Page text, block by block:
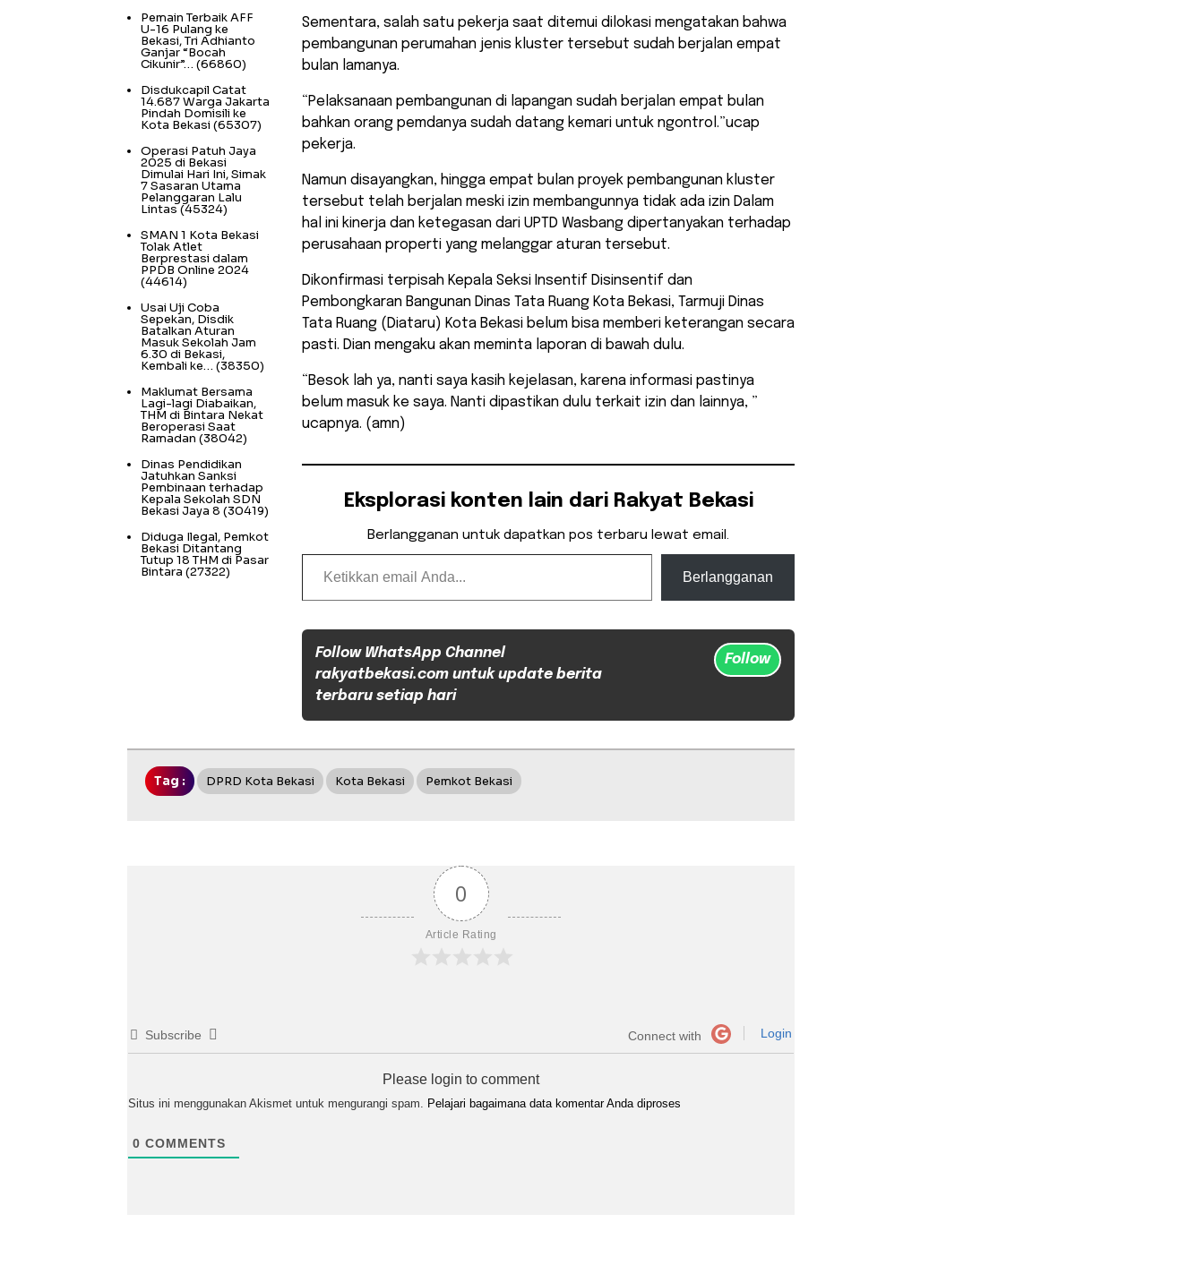
Sementara, salah satu pekerja saat ditemui dilokasi mengatakan bahwa
pembangunan perumahan jenis kluster tersebut sudah berjalan empat
bulan lamanya.
“Pelaksanaan pembangunan di lapangan sudah berjalan empat bulan
bahkan orang pemdanya sudah datang kemari untuk ngontrol.”ucap
pekerja.
Namun disayangkan, hingga empat bulan proyek pembangunan kluster
tersebut telah berjalan meski izin membangunnya tidak ada izin Dalam
hal ini kinerja dan ketegasan dari UPTD Wasbang dipertanyakan terhadap
perusahaan properti yang melanggar aturan tersebut.
Dikonfirmasi terpisah Kepala Seksi Insentif Disinsentif dan
Pembongkaran Bangunan Dinas Tata Ruang Kota Bekasi, Tarmuji Dinas
Tata Ruang (Diataru) Kota Bekasi belum bisa memberi keterangan secara
pasti. Dian mengaku akan meminta laporan di bawah dulu.
“Besok lah ya, nanti saya kasih kejelasan, karena informasi pastinya
belum masuk ke saya. Nanti dipastikan dulu terkait izin dan lainnya, ”
ucapnya. (amn)
Eksplorasi konten lain dari Rakyat Bekasi
Berlangganan untuk dapatkan pos terbaru lewat email.
Ketikkan email Anda...
Berlangganan
Follow WhatsApp Channel
rakyatbekasi.com untuk update berita
terbaru setiap hari
Follow
Pemain Terbaik AFF
U-16 Pulang ke
Bekasi, Tri Adhianto
Ganjar “Bocah
Cikunir”… (66860)
Disdukcapil Catat
14.687 Warga Jakarta
Pindah Domisili ke
Kota Bekasi (65307)
Operasi Patuh Jaya
2025 di Bekasi
Dimulai Hari Ini, Simak
7 Sasaran Utama
Pelanggaran Lalu
Lintas(45324)
SMAN 1 Kota Bekasi
Tolak Atlet
Berprestasi dalam
PPDB Online 2024
(44614)
Usai Uji Coba
Sepekan, Disdik
Batalkan Aturan
Masuk Sekolah Jam
6.30 di Bekasi,
Kembali ke… (38350)
Maklumat Bersama
Lagi-lagi Diabaikan,
THM di Bintara Nekat
Beroperasi Saat
Ramadan (38042)
Dinas Pendidikan
Jatuhkan Sanksi
Pembinaan terhadap
Kepala Sekolah SDN
Bekasi Jaya 8 (30419)
Diduga Ilegal, Pemkot
Bekasi Ditantang
Tutup 18 THM di Pasar
Bintara (27322)
Tag : DPRD Kota Bekasi Kota Bekasi Pemkot Bekasi
0
Article Rating
Subscribe Connect with Login
Please login to comment
Situs ini menggunakan Akismet untuk mengurangi spam. Pelajari bagaimana data komentar Anda diproses
0 COMMENTS